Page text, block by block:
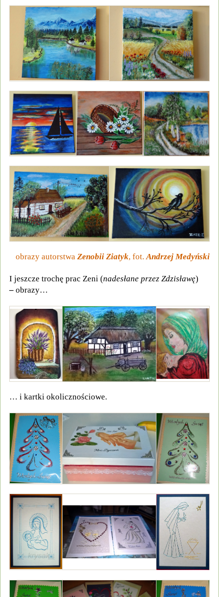
obrazy autorstwaZenobii Ziatyk, fot.Andrzej Medyński
I jeszcze trochę prac Zeni (nadesłane przez Zdzisławę)
–obrazy…
… i kartki okolicznościowe.